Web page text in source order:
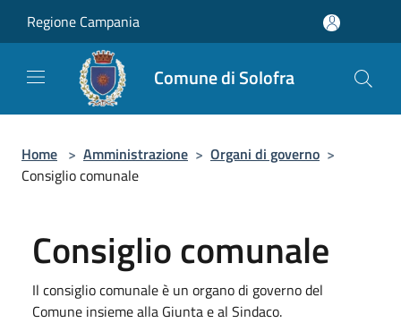
Regione Campania
Comune di Solofra
Home > Amministrazione > Organi di governo >
Consiglio comunale
Consiglio comunale
Il consiglio comunale è un organo di governo del
Comune insieme alla Giunta e al Sindaco.